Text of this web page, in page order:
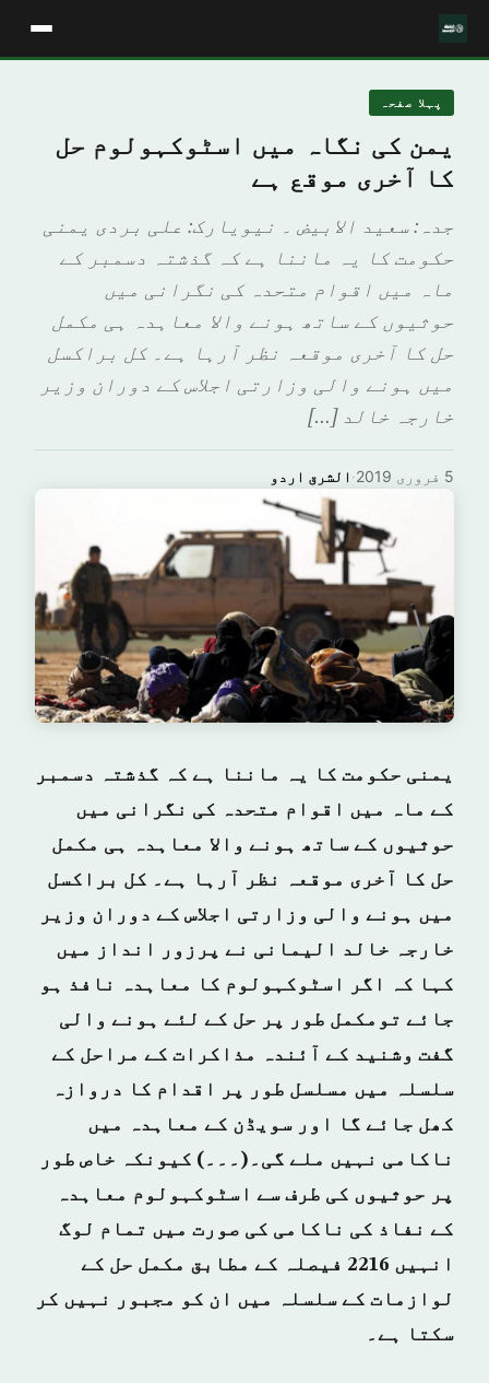
پہلا صفحہ
یمن کی نگاہ میں اسٹوکہولوم حل
کا آخری موقع ہے
جدہ: سعید الابیض ۔ نیویارک: علی بردی یمنی
حکومت کا یہ ماننا ہے کہ گذشتہ دسمبر کے
ماہ میں اقوام متحدہ کی نگرانی میں
حوثیوں کے ساتھ ہونے والا معاہدہ ہی مکمل
حل کا آخری موقعہ نظر آرہا ہے۔ کل براکسل
میں ہونے والی وزارتی اجلاس کے دوران وزیر
خارجہ خالد […]
الشرق اردو · 5 فروری 2019
یمنی حکومت کا یہ ماننا ہے کہ گذشتہ دسمبر
کے ماہ میں اقوام متحدہ کی نگرانی میں
حوثیوں کے ساتھ ہونے والا معاہدہ ہی مکمل
حل کا آخری موقعہ نظر آرہا ہے۔ کل براکسل
میں ہونے والی وزارتی اجلاس کے دوران وزیر
خارجہ خالد الیمانی نے پرزور انداز میں
کہا کہ اگر اسٹوکہولوم کا معاہدہ نافذ ہو
جائے تومکمل طور پر حل کے لئے ہونے والی
گفت وشنید کے آئندہ مذاکرات کے مراحل کے
سلسلہ میں مسلسل طور پر اقدام کا دروازہ
کھل جائے گا اور سویڈن کے معاہدہ میں
ناکامی نہیں ملے گی۔(۔۔۔) کیونکہ خاص طور
پر حوثیوں کی طرف سے اسٹوکہولوم معاہدہ
کے نفاذ کی ناکامی کی صورت میں تمام لوگ
انہیں 2216 فیصلہ کے مطابق مکمل حل کے
لوازمات کے سلسلہ میں ان کو مجبور نہیں کر
سکتا ہے۔